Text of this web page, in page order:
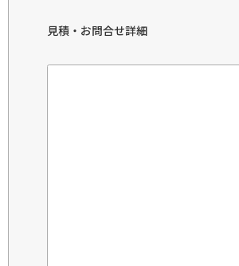
見積・お問合せ詳細